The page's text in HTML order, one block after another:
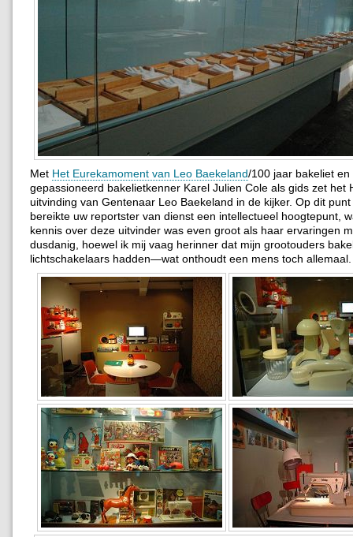
Met Het Eurekamoment van Leo Baekeland/100 jaar bakeliet en
gepassioneerd bakelietkenner Karel Julien Cole als gids zet het
uitvinding van Gentenaar Leo Baekeland in de kijker. Op dit
bereikte uw reportster van dienst een intellectueel hoogtepunt,
kennis over deze uitvinder was even groot als haar ervaringen
dusdanig, hoewel ik mij vaag herinner dat mijn grootouders
lichtschakelaars hadden—wat onthoudt een mens toch allemaal.